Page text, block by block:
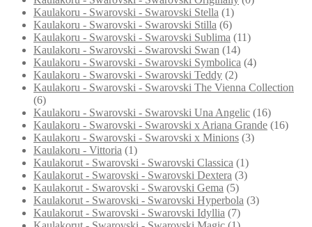
Kaulakoru - Swarovski - Swarovski Stella (1)
Kaulakoru - Swarovski - Swarovski Stilla (6)
Kaulakoru - Swarovski - Swarovski Sublima (11)
Kaulakoru - Swarovski - Swarovski Swan (14)
Kaulakoru - Swarovski - Swarovski Symbolica (4)
Kaulakoru - Swarovski - Swarovski Teddy (2)
Kaulakoru - Swarovski - Swarovski The Vienna Collection
(6)
Kaulakoru - Swarovski - Swarovski Una Angelic (16)
Kaulakoru - Swarovski - Swarovski x Ariana Grande (16)
Kaulakoru - Swarovski - Swarovski x Minions (3)
Kaulakoru - Vittoria (1)
Kaulakorut - Swarovski - Swarovski Classica (1)
Kaulakorut - Swarovski - Swarovski Dextera (3)
Kaulakorut - Swarovski - Swarovski Gema (5)
Kaulakorut - Swarovski - Swarovski Hyperbola (3)
Kaulakorut - Swarovski - Swarovski Idyllia (7)